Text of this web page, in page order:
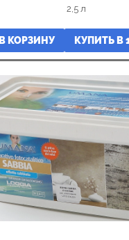
2,5 л
В КОРЗИНУ КУПИТЬ В